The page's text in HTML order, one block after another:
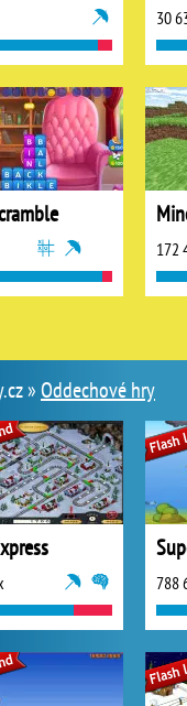
30
172
»Oddechové hry
788